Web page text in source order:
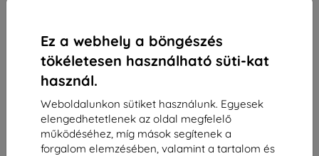
Ez a webhely a böngészés
tökéletesen használható süti-kat
használ.
Weboldalunkon sütiket használunk. Egyesek
elengedhetetlenek az oldal megfelelő
működéséhez, míg mások segítenek a
forgalom elemzésében, valamint a tartalom és
3mk Silky Matt Privacy védőfólia Samsung Galaxy
S21 FE 5G-hez
Alkalmas: Samsung Galaxy S21 FE